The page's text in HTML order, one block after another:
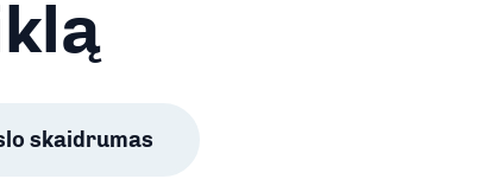
skaidrumas